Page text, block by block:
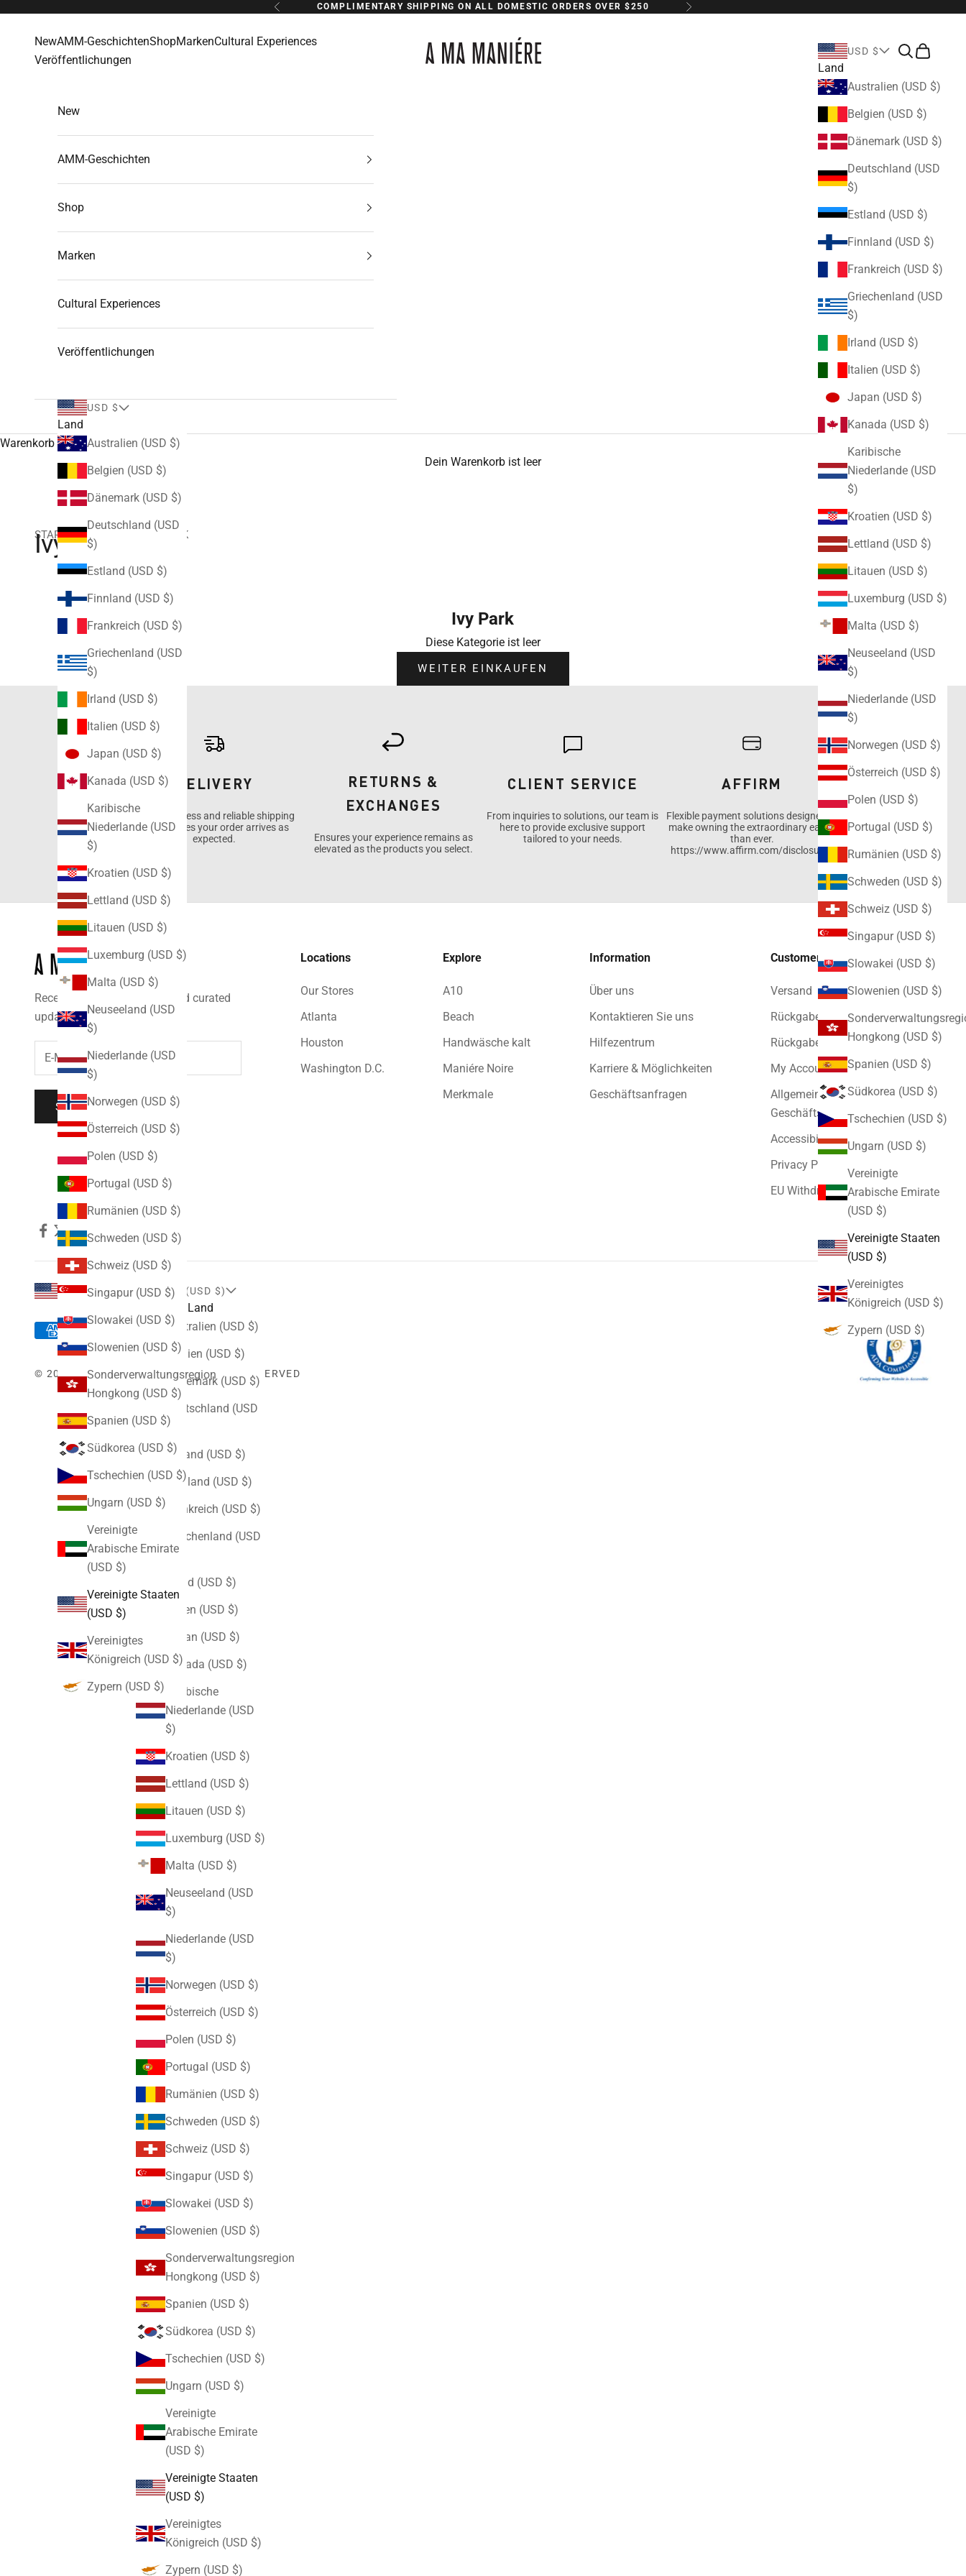
Zurück COMPLIMENTARY SHIPPING ON ALL DOMESTIC ORDERS OVER $250 Vor
A Ma Maniere
NewAMM-GeschichtenShopMarkenCultural Experiences
Veröffentlichungen
USD $
Land
Australien (USD $)
Belgien (USD $)
Dänemark (USD $)
Deutschland (USD
$)
Estland (USD $)
Finnland (USD $)
Frankreich (USD $)
Griechenland (USD
$)
Irland (USD $)
Italien (USD $)
Japan (USD $)
Kanada (USD $)
Karibische
Niederlande (USD
$)
Kroatien (USD $)
Lettland (USD $)
Litauen (USD $)
Luxemburg (USD $)
Malta (USD $)
Neuseeland (USD
$)
Niederlande (USD
$)
Norwegen (USD $)
Österreich (USD $)
Polen (USD $)
Portugal (USD $)
Rumänien (USD $)
Schweden (USD $)
Schweiz (USD $)
Singapur (USD $)
Slowakei (USD $)
Slowenien (USD $)
Hongkong (USD $)
Spanien (USD $)
Südkorea (USD $)
Tschechien (USD $)
Ungarn (USD $)
Vereinigte
Arabische Emirate
(USD $)
Vereinigte Staaten
(USD $)
Vereinigtes
Königreich (USD $)
Zypern (USD $)
Suchen
New
AMM-Geschichten
Shop
Marken
Cultural Experiences
Veröffentlichungen
USD $
Land
Australien (USD $)
Belgien (USD $)
Dänemark (USD $)
Deutschland (USD
$)
Estland (USD $)
Finnland (USD $)
Frankreich (USD $)
Griechenland (USD
$)
Irland (USD $)
Italien (USD $)
Japan (USD $)
Kanada (USD $)
Karibische
Niederlande (USD
$)
Kroatien (USD $)
Lettland (USD $)
Litauen (USD $)
Luxemburg (USD $)
Malta (USD $)
Neuseeland (USD
$)
Niederlande (USD
$)
Norwegen (USD $)
Österreich (USD $)
Polen (USD $)
Portugal (USD $)
Rumänien (USD $)
Schweden (USD $)
Schweiz (USD $)
Singapur (USD $)
Slowakei (USD $)
Slowenien (USD $)
Sonderverwaltungsregion
Hongkong (USD $)
Spanien (USD $)
Südkorea (USD $)
Tschechien (USD $)
Ungarn (USD $)
Vereinigte
Arabische Emirate
(USD $)
Vereinigte Staaten
(USD $)
Vereinigtes
Königreich (USD $)
Zypern (USD $)
Warenkorb
Dein Warenkorb ist leer
STARTSEITE IVY PARK
Ivy Park
Ivy Park
Diese Kategorie ist leer
WEITER EINKAUFEN
DELIVERY
Enjoy seamless and reliable shipping
that ensures your order arrives as
expected.
RETURNS &
EXCHANGES
Ensures your experience remains as
elevated as the products you select.
CLIENT SERVICE
From inquiries to solutions, our team is
here to provide exclusive support
tailored to your needs.
AFFIRM
Flexible payment solutions designed to
make owning the extraordinary easier
than ever.
https://www.affirm.com/disclosures
Receive the latest releases and curated
updates.
SUBSCRIBE
Locations
Our Stores
Atlanta
Houston
Washington D.C.
Explore
A10
Beach
Handwäsche kalt
Maniére Noire
Merkmale
Information
Über uns
Kontaktieren Sie uns
Hilfezentrum
Karriere & Möglichkeiten
Geschäftsanfragen
Customer Care
Versand
Rückgabe und Umtausch
Rückgabeportal
My Account
Allgemeine
Geschäftsbedingungen
Accessibility Statement
Privacy Policy
EU Withdrawal Cancel Contract
VEREINIGTE STAATEN (USD $)
Land
Australien (USD $)
Belgien (USD $)
Dänemark (USD $)
Deutschland (USD
$)
Estland (USD $)
Finnland (USD $)
Frankreich (USD $)
Griechenland (USD
$)
Irland (USD $)
Italien (USD $)
Japan (USD $)
Kanada (USD $)
Karibische
Niederlande (USD
$)
Kroatien (USD $)
Lettland (USD $)
Litauen (USD $)
Luxemburg (USD $)
Malta (USD $)
Neuseeland (USD
$)
Niederlande (USD
$)
Norwegen (USD $)
Österreich (USD $)
Polen (USD $)
Portugal (USD $)
Rumänien (USD $)
Schweden (USD $)
Schweiz (USD $)
Singapur (USD $)
Slowakei (USD $)
Slowenien (USD $)
Sonderverwaltungsregion
Hongkong (USD $)
Spanien (USD $)
Südkorea (USD $)
Tschechien (USD $)
Ungarn (USD $)
Vereinigte
Arabische Emirate
(USD $)
Vereinigte Staaten
(USD $)
Vereinigtes
Königreich (USD $)
Zypern (USD $)
© 2026 - A MA MANIÉRE - ALL RIGHTS RESERVED